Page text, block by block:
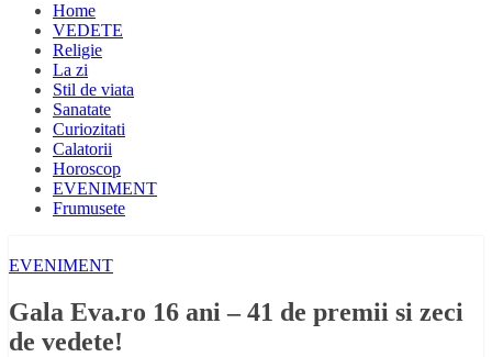
Home
VEDETE
Religie
La zi
Stil de viata
Sanatate
Curiozitati
Calatorii
Horoscop
EVENIMENT
Frumusete
EVENIMENT
Gala Eva.ro 16 ani – 41 de premii si zeci
de vedete!